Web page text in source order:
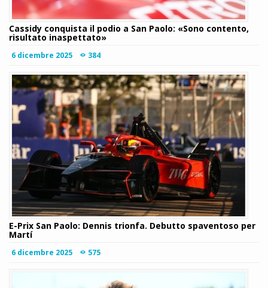
Cassidy conquista il podio a San Paolo: «Sono contento,
risultato inaspettato»
6 dicembre 2025 384
E-Prix San Paolo: Dennis trionfa. Debutto spaventoso per
Martí
6 dicembre 2025 575